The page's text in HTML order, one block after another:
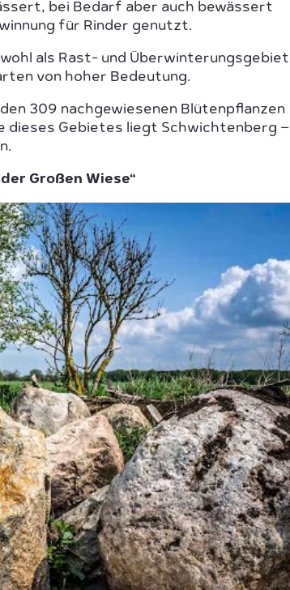
bei Bedarf aber auch bewässert
für Rinder genutzt.
als Rast- und Überwinterungsgebiet
von hoher Bedeutung.
309 nachgewiesenen Blütenpflanzen
dieses Gebietes liegt Schwichtenberg –
Großen Wiese“